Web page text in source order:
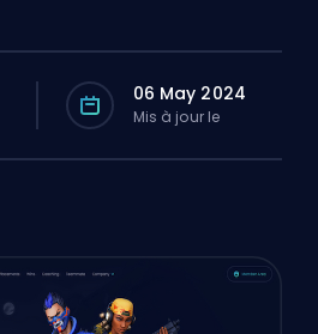
06 May 2024
Mis à jour le